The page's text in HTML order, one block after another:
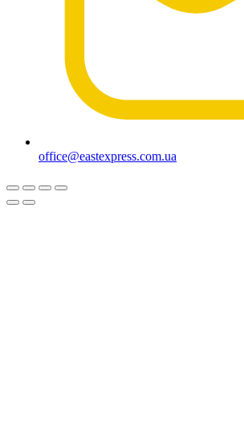
office@eastexpress.com.ua